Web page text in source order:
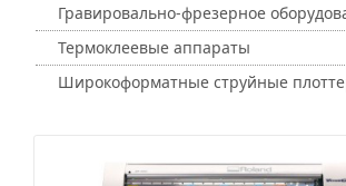
Гравировально-фрезерное
Термоклеевые аппараты
Широкоформатные струйные